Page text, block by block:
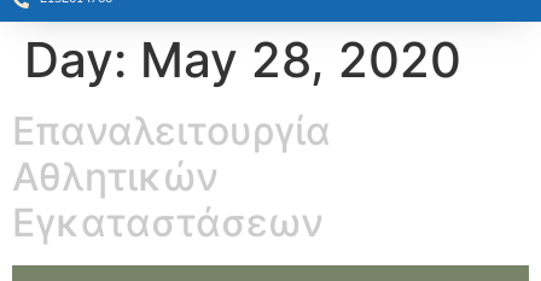
Day: May 28, 2020
Επαναλειτουργία
Αθλητικών
Εγκαταστάσεων